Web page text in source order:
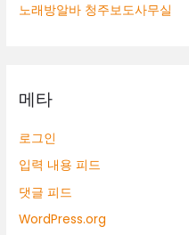
노래방알바 청주보도사무실
메타
로그인
입력 내용 피드
댓글 피드
WordPress.org